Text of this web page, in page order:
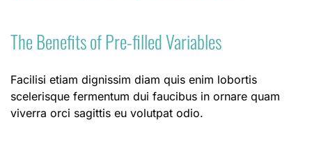
The Benefits of Pre-filled Variables
Facilisi etiam dignissim diam quis enim lobortis
scelerisque fermentum dui faucibus in ornare quam
viverra orci sagittis eu volutpat odio.